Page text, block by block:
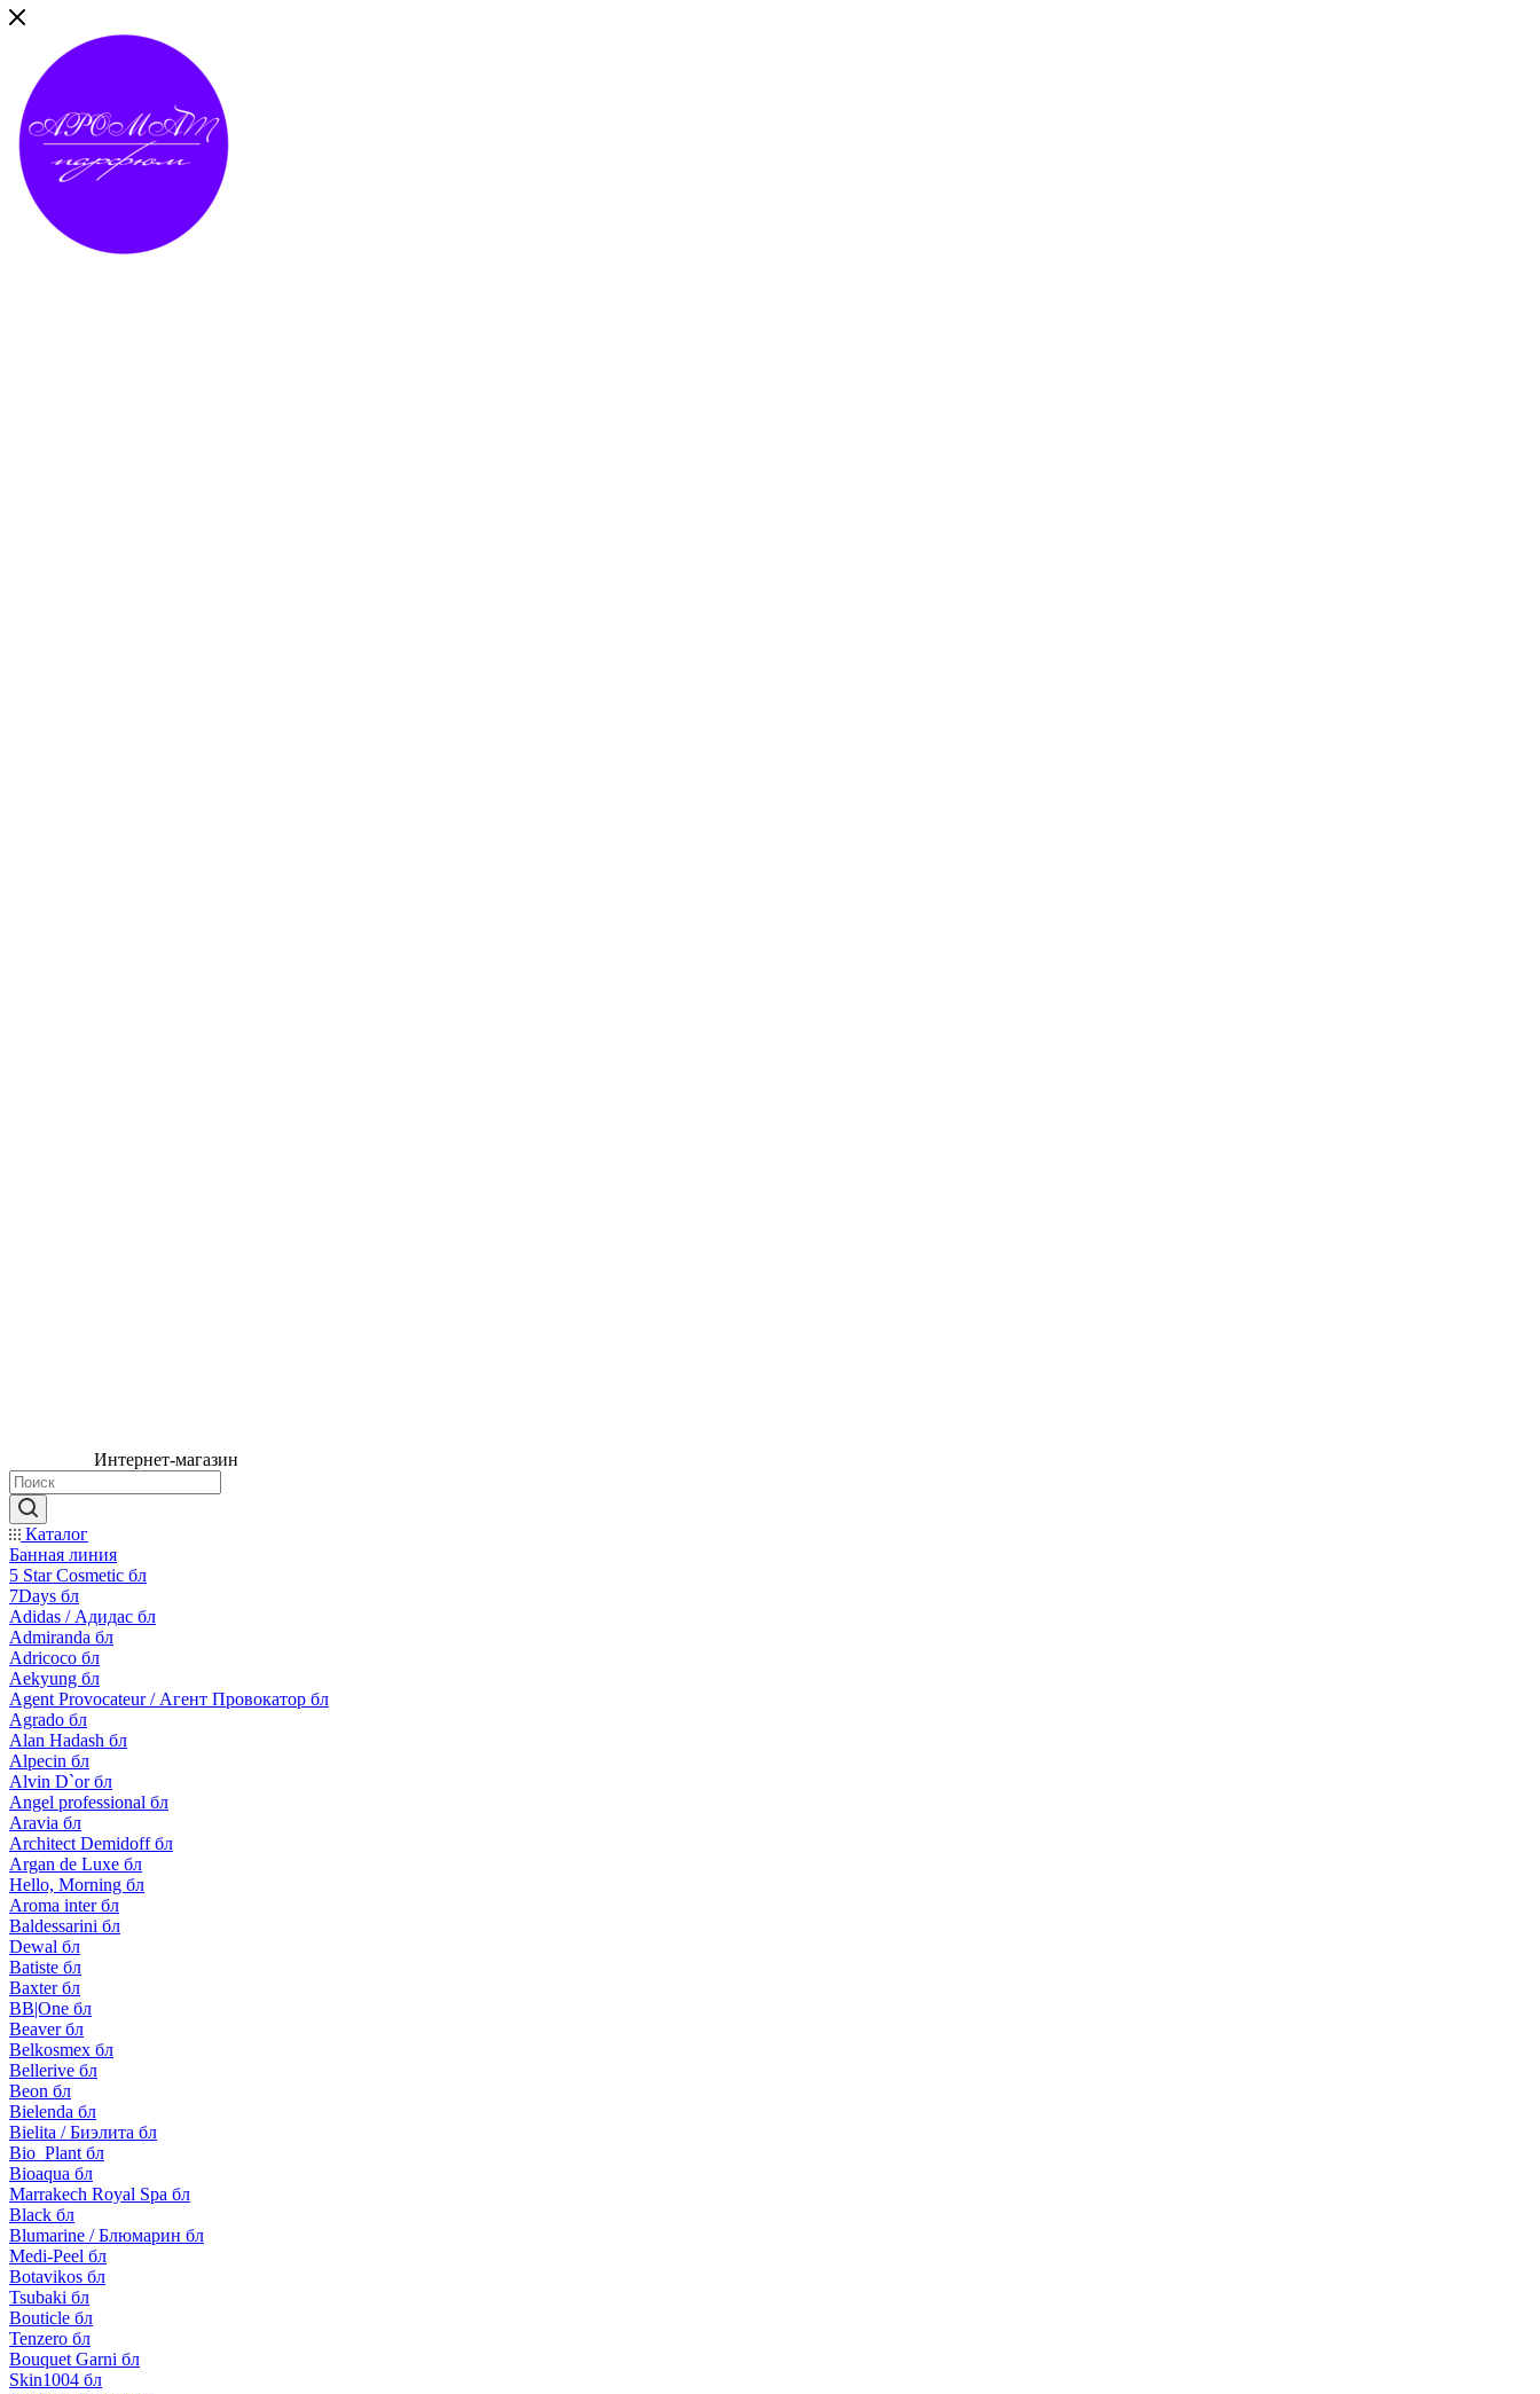
Интернет-магазин
Каталог
Банная линия
5 Star Cosmetic бл
7Days бл
Adidas / Адидас бл
Admiranda бл
Adricoco бл
Aekyung бл
Agent Provocateur / Агент Провокатор бл
Agrado бл
Alan Hadash бл
Alpecin бл
Alvin D`or бл
Angel professional бл
Aravia бл
Architect Demidoff бл
Argan de Luxe бл
Hello, Morning бл
Aroma inter бл
Baldessarini бл
Dewal бл
Batiste бл
Baxter бл
BB|One бл
Beaver бл
Belkosmex бл
Bellerive бл
Beon бл
Bielenda бл
Bielita / Биэлита бл
Bio_Plant бл
Bioaqua бл
Marrakech Royal Spa бл
Black бл
Blumarine / Блюмарин бл
Medi-Peel бл
Botavikos бл
Tsubaki бл
Bouticle бл
Tenzero бл
Bouquet Garni бл
Skin1004 бл